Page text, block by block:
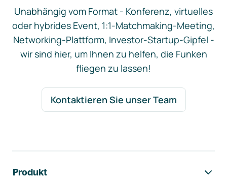
Unabhängig vom Format - Konferenz, virtuelles
oder hybrides Event, 1:1-Matchmaking-Meeting,
Networking-Plattform, Investor-Startup-Gipfel -
wir sind hier, um Ihnen zu helfen, die Funken
fliegen zu lassen!
Kontaktieren Sie unser Team
Produkt